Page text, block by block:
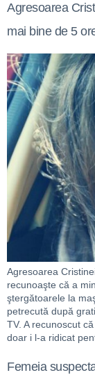
Agresoarea
mai bine de 5
Agresoarea
recunoaşte că a
ştergătoarele la
petrecută după
TV. A recunoscut
doar i l-a ridicat
Femeia